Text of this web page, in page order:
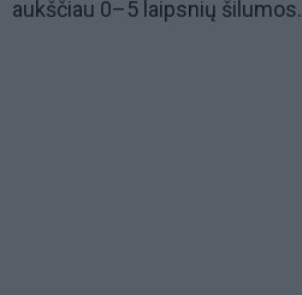
aukščiau 0–5 laipsnių šilumos.